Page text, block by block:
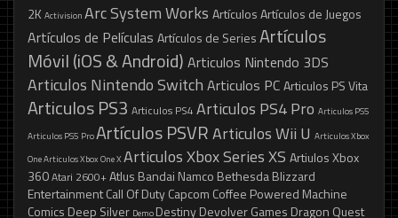
2K Activision Arc System Works ArtículosArtículos de Juegos
Artículos de Películas Artículos de SeriesArtículos
Móvil (iOS & Android) Articulos Nintendo 3DS
Articulos Nintendo Switch Articulos PCArticulos PS Vita
Articulos PS3 Articulos PS4 Articulos PS4 Pro Articulos PS5
Articulos PS5 ProArtículos PSVRArticulos Wii U Articulos Xbox
OneArticulos Xbox One X Articulos Xbox Series XS Artiulos Xbox
360Atari 2600+Atlus Bandai Namco BethesdaBlizzard
EntertainmentCall Of DutyCapcom Coffee Powered Machine
Comics Deep Silver Demo DestinyDevolver Games Dragon Quest